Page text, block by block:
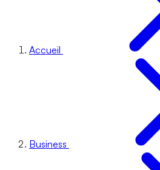
Accueil
Business